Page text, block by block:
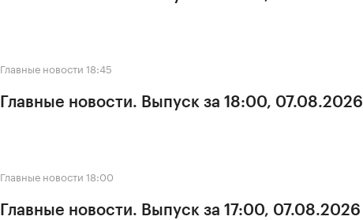
Главные новости 18:45
Главные новости. Выпуск за 18:00, 07.08.2026
Главные новости 18:00
Главные новости. Выпуск за 17:00, 07.08.2026